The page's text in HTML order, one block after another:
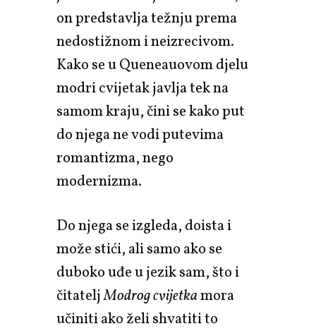
on predstavlja težnju prema
nedostižnom i neizrecivom.
Kako se u Queneauovom djelu
modri cvijetak javlja tek na
samom kraju, čini se kako put
do njega ne vodi putevima
romantizma, nego
modernizma.
Do njega se izgleda, doista i
može stići, ali samo ako se
duboko uđe u jezik sam, što i
čitateljModrog cvijetkamora
učiniti ako želi shvatiti to